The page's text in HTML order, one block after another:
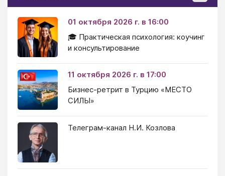
01 октября 2026 г. в 16:00
🎓 Практическая психология: коучинг
и консультирование
11 октября 2026 г. в 17:00
Бизнес-ретрит в Турцию «МЕСТО
СИЛЫ»
Телеграм-канал Н.И. Козлова